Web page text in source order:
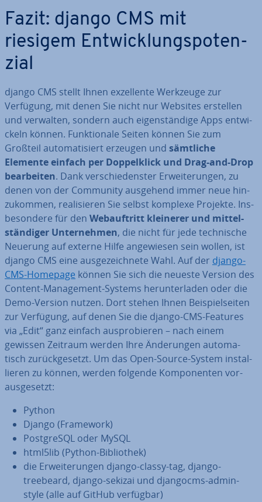
Fazit: django CMS mit
riesigem Ent­wick­lungs­po­ten­
zi­al
django CMS stellt Ihnen ex­zel­len­te Werkzeuge zur
Verfügung, mit denen Sie nicht nur Websites erstellen
und verwalten, sondern auch ei­gen­stän­di­ge Apps ent­wi­
ckeln können. Funk­tio­na­le Seiten können Sie zum
Großteil au­to­ma­ti­siert erzeugen und sämtliche
Elemente einfach per Dop­pel­klick und Drag-and-Drop
be­ar­bei­ten. Dank ver­schie­dens­ter Er­wei­te­run­gen, zu
denen von der Community ausgehend immer neue hin­
zu­kom­men, rea­li­sie­ren Sie selbst komplexe Projekte. Ins­
be­son­de­re für den Web­auf­tritt kleinerer und mit­tel­
stän­di­ger Un­ter­neh­men, die nicht für jede tech­ni­sche
Neuerung auf externe Hilfe an­ge­wie­sen sein wollen, ist
django CMS eine aus­ge­zeich­ne­te Wahl. Auf der django-
CMS-Homepage können Sie sich die neueste Version des
Content-Ma­nage­ment-Systems her­un­ter­la­den oder die
Demo-Version nutzen. Dort stehen Ihnen Bei­spiel­sei­ten
zur Verfügung, auf denen Sie die django-CMS-Features
via „Edit“ ganz einfach aus­pro­bie­ren – nach einem
gewissen Zeitraum werden Ihre Än­de­run­gen au­to­ma­
tisch zu­rück­ge­setzt. Um das Open-Source-System in­stal­
lie­ren zu können, werden folgende Kom­po­nen­ten vor­
aus­ge­setzt:
Python
Django (Framework)
Post­greS­QL oder MySQL
html5lib (Python-Bi­blio­thek)
die Er­wei­te­run­gen django-classy-tag, django-
treebeard, django-sekizai und djangocms-admin-
style (alle auf GitHub verfügbar)